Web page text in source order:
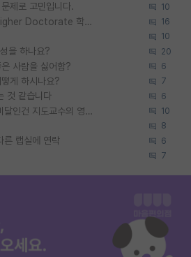
제로 고민입니다. 10
우리나라도 학구 열풍보면 Higher Doctorate 학위가 필요하다고 봅니다. 16
10
을 하나요? 20
사람을 싫어함? 6
게 하시나요? 7
것 같습니다 6
랩실 대학원생들 모두 능력 미달인건 지도교수의 영향 아닌가? 10
8
른 랩실에 연락 6
7